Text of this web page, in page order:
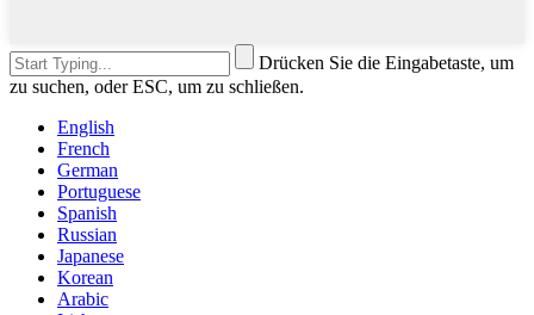
Drücken Sie die Eingabetaste, um
zu suchen, oder ESC, um zu schließen.
English
French
German
Portuguese
Spanish
Russian
Japanese
Korean
Arabic